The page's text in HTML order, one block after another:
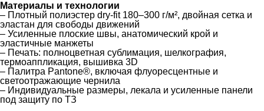
Материалы и технологии
– Плотный полиэстер dry-fit 180–300 г/м², двойная сетка и
эластан для свободы движений
– Усиленные плоские швы, анатомический крой и
эластичные манжеты
– Печать: полноцветная сублимация, шелкография,
термоаппликация, вышивка 3D
– Палитра Pantone®, включая флуоресцентные и
светоотражающие чернила
– Индивидуальные размеры, лекала и усиленные панели
под защиту по ТЗ